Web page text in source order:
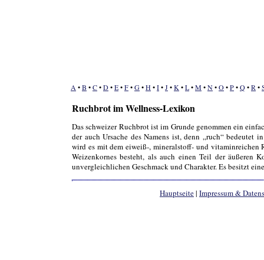
Ruchbrot im Wellness-Lexikon
Das schweizer Ruchbrot ist im Grunde genommen ein
der auch Ursache des Namens ist, denn „ruch“ bedeutet
wird es mit dem eiweiß-, mineralstoff- und vitaminreichen
Weizenkornes besteht, als auch einen Teil der äußeren
unvergleichlichen Geschmack und Charakter. Es besitzt
Hauptseite| Impressum &
A •B •C•D•E•F•G•H•I•J•K •L•M•N•O•P•Q•R •